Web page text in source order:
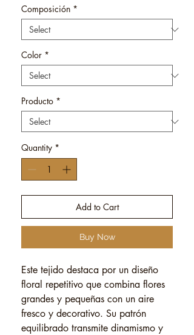
Composición *
Color *
Producto *
Quantity *
Add to Cart
Buy Now
Este tejido destaca por un diseño
floral repetitivo que combina flores
grandes y pequeñas con un aire
fresco y decorativo. Su patrón
equilibrado transmite dinamismo y